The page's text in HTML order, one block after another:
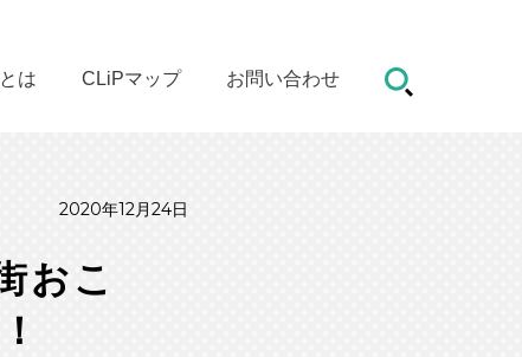
は CLiPマップ お問い合わせ
2020年12月24日
おこ